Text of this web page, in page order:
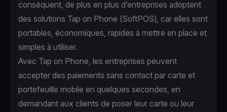
conséquent, de plus en plus d’entreprises adoptent
des solutions Tap on Phone (SoftPOS), car elles sont
portables, économiques, rapides à mettre en place et
simples à utiliser.
Avec Tap on Phone, les entreprises peuvent
accepter des paiements sans contact par carte et
portefeuille mobile en quelques secondes, en
demandant aux clients de poser leur carte ou leur